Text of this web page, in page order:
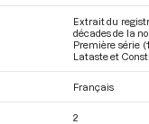
Extrait du
décades de la
Première série
Lataste et
Français
2